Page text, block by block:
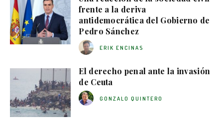
frente a la deriva
antidemocrática del Gobierno de
Pedro Sánchez
ERIK ENCINAS
El derecho penal ante la invasión
de Ceuta
GONZALO QUINTERO